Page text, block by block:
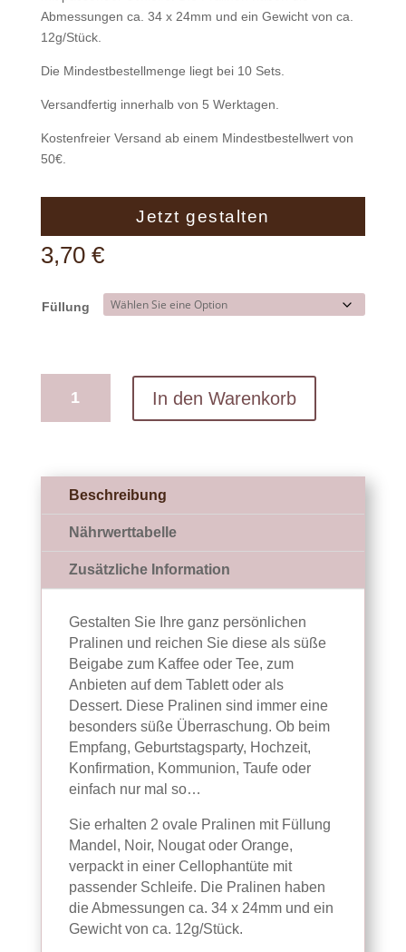
Abmessungen ca. 34 x 24mm und ein Gewicht von ca.
12g/Stück.
Die Mindestbestellmenge liegt bei 10 Sets.
Versandfertig innerhalb von 5 Werktagen.
Kostenfreier Versand ab einem Mindestbestellwert von
50€.
Jetzt gestalten
3,70 €
Füllung
Pralinen
Fotos
Texten
In den Warenkorb
Beschreibung
Nährwerttabelle
Zusätzliche Information
Gestalten Sie Ihre ganz persönlichen
Pralinen und reichen Sie diese als süße
Beigabe zum Kaffee oder Tee, zum
Anbieten auf dem Tablett oder als
Dessert. Diese Pralinen sind immer eine
besonders süße Überraschung. Ob beim
Empfang, Geburtstagsparty, Hochzeit,
Konfirmation, Kommunion, Taufe oder
einfach nur mal so…
Sie erhalten 2 ovale Pralinen mit Füllung
Mandel, Noir, Nougat oder Orange,
verpackt in einer Cellophantüte mit
passender Schleife. Die Pralinen haben
die Abmessungen ca. 34 x 24mm und ein
Gewicht von ca. 12g/Stück.